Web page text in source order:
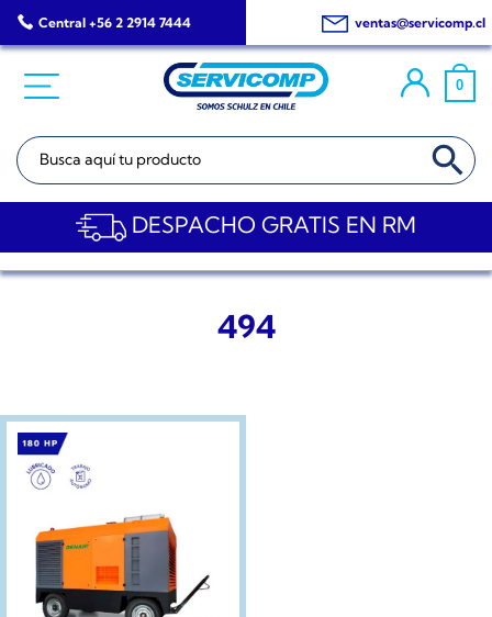
Saltar
al
Central +56 2 2914 7444 ventas@servicomp.cl
0
Buscar: BOTÓN DE
DESPACHO GRATIS EN RM
494